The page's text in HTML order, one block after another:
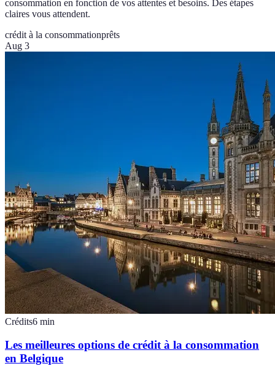
consommation en fonction de vos attentes et besoins. Des étapes
claires vous attendent.
crédit à la consommationprêts
Aug 3
Crédits6 min
Les meilleures options de crédit à la consommation
en Belgique